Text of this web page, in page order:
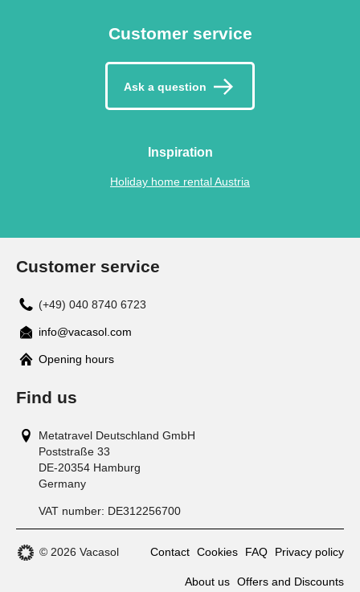
Customer service
Ask a question
Inspiration
Holiday home rental Austria
Customer service
(+49) 040 8740 6723
info@vacasol.com
Opening hours
Find us
Metatravel Deutschland GmbH
Poststraße 33
DE-20354 Hamburg
Germany
VAT number: DE312256700
© 2026 Vacasol Contact Cookies FAQ Privacy policy
About us Offers and Discounts